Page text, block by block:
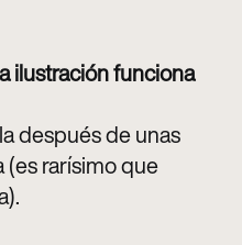
ilustración funciona
después de unas
(es rarísimo que
.